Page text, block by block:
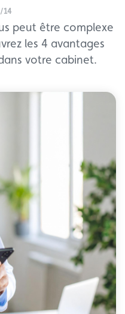
14
peut être complexe
les 4 avantages
votre cabinet.